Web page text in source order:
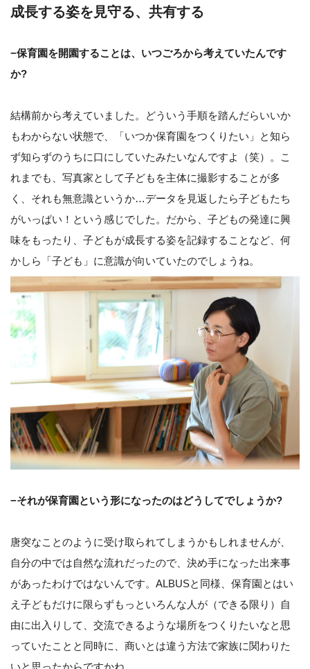
成長する姿を見守る、共有する
−保育園を開園することは、いつごろから考えていたんです
か?
結構前から考えていました。どういう手順を踏んだらいいか
もわからない状態で、「いつか保育園をつくりたい」と知ら
ず知らずのうちに口にしていたみたいなんですよ（笑）。こ
れまでも、写真家として子どもを主体に撮影することが多
く、それも無意識というか…データを見返したら子どもたち
がいっぱい！という感じでした。だから、子どもの発達に興
味をもったり、子どもが成長する姿を記録することなど、何
かしら「子ども」に意識が向いていたのでしょうね。
−それが保育園という形になったのはどうしてでしょうか?
唐突なことのように受け取られてしまうかもしれませんが、
自分の中では自然な流れだったので、決め手になった出来事
があったわけではないんです。ALBUSと同様、保育園とはい
え子どもだけに限らずもっといろんな人が（できる限り）自
由に出入りして、交流できるような場所をつくりたいなと思
っていたことと同時に、商いとは違う方法で家族に関わりた
いと思ったからですかね。